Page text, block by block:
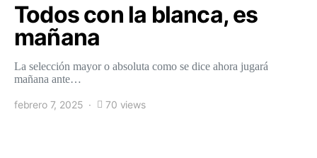
Todos con la blanca, es
mañana
La selección mayor o absoluta como se dice ahora jugará
mañana ante…
febrero 7, 2025 70 views